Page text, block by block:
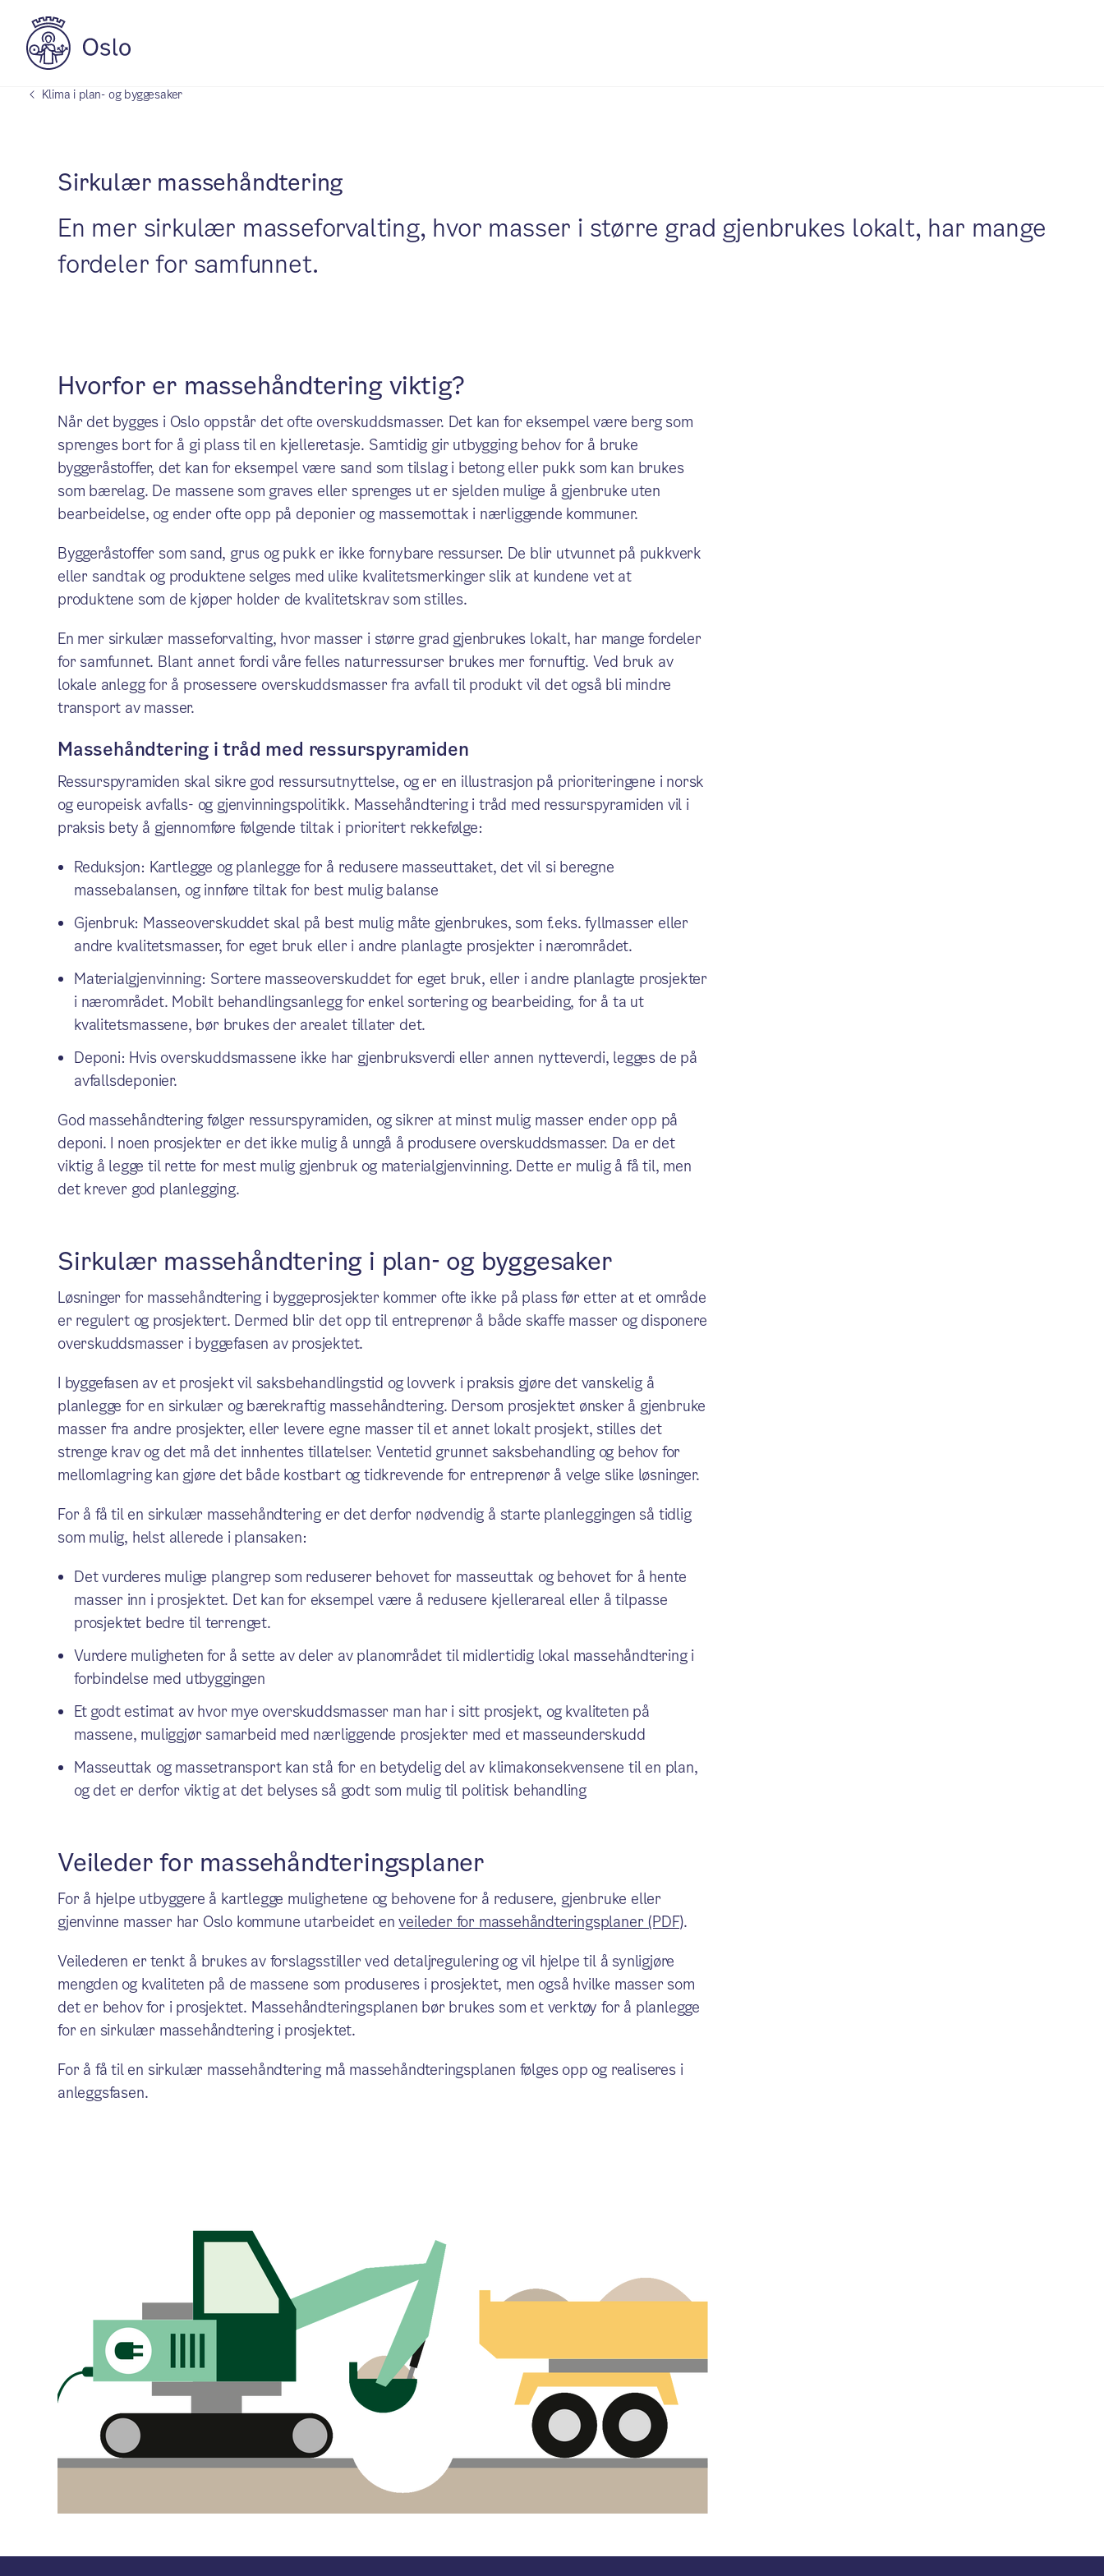
Klima i plan- og byggesaker
Sirkulær massehåndtering
En mer sirkulær masseforvalting, hvor masser i større grad gjenbrukes lokalt, har mange
fordeler for samfunnet.
Hvorfor er massehåndtering viktig?
Når det bygges i Oslo oppstår det ofte overskuddsmasser. Det kan for eksempel være berg som
sprenges bort for å gi plass til en kjelleretasje. Samtidig gir utbygging behov for å bruke
byggeråstoffer, det kan for eksempel være sand som tilslag i betong eller pukk som kan brukes
som bærelag. De massene som graves eller sprenges ut er sjelden mulige å gjenbruke uten
bearbeidelse, og ender ofte opp på deponier og massemottak i nærliggende kommuner.
Byggeråstoffer som sand, grus og pukk er ikke fornybare ressurser. De blir utvunnet på pukkverk
eller sandtak og produktene selges med ulike kvalitetsmerkinger slik at kundene vet at
produktene som de kjøper holder de kvalitetskrav som stilles.
En mer sirkulær masseforvalting, hvor masser i større grad gjenbrukes lokalt, har mange fordeler
for samfunnet. Blant annet fordi våre felles naturressurser brukes mer fornuftig. Ved bruk av
lokale anlegg for å prosessere overskuddsmasser fra avfall til produkt vil det også bli mindre
transport av masser.
Massehåndtering i tråd med ressurspyramiden
Ressurspyramiden skal sikre god ressursutnyttelse, og er en illustrasjon på prioriteringene i norsk
og europeisk avfalls- og gjenvinningspolitikk. Massehåndtering i tråd med ressurspyramiden vil i
praksis bety å gjennomføre følgende tiltak i prioritert rekkefølge:
Reduksjon: Kartlegge og planlegge for å redusere masseuttaket, det vil si beregne
massebalansen, og innføre tiltak for best mulig balanse
Gjenbruk: Masseoverskuddet skal på best mulig måte gjenbrukes, som f.eks. fyllmasser eller
andre kvalitetsmasser, for eget bruk eller i andre planlagte prosjekter i nærområdet.
Materialgjenvinning: Sortere masseoverskuddet for eget bruk, eller i andre planlagte prosjekter
i nærområdet. Mobilt behandlingsanlegg for enkel sortering og bearbeiding, for å ta ut
kvalitetsmassene, bør brukes der arealet tillater det.
Deponi: Hvis overskuddsmassene ikke har gjenbruksverdi eller annen nytteverdi, legges de på
avfallsdeponier.
God massehåndtering følger ressurspyramiden, og sikrer at minst mulig masser ender opp på
deponi. I noen prosjekter er det ikke mulig å unngå å produsere overskuddsmasser. Da er det
viktig å legge til rette for mest mulig gjenbruk og materialgjenvinning. Dette er mulig å få til, men
det krever god planlegging.
Sirkulær massehåndtering i plan- og byggesaker
Løsninger for massehåndtering i byggeprosjekter kommer ofte ikke på plass før etter at et område
er regulert og prosjektert. Dermed blir det opp til entreprenør å både skaffe masser og disponere
overskuddsmasser i byggefasen av prosjektet.
I byggefasen av et prosjekt vil saksbehandlingstid og lovverk i praksis gjøre det vanskelig å
planlegge for en sirkulær og bærekraftig massehåndtering. Dersom prosjektet ønsker å gjenbruke
masser fra andre prosjekter, eller levere egne masser til et annet lokalt prosjekt, stilles det
strenge krav og det må det innhentes tillatelser. Ventetid grunnet saksbehandling og behov for
mellomlagring kan gjøre det både kostbart og tidkrevende for entreprenør å velge slike løsninger.
For å få til en sirkulær massehåndtering er det derfor nødvendig å starte planleggingen så tidlig
som mulig, helst allerede i plansaken:
Det vurderes mulige plangrep som reduserer behovet for masseuttak og behovet for å hente
masser inn i prosjektet. Det kan for eksempel være å redusere kjellerareal eller å tilpasse
prosjektet bedre til terrenget.
Vurdere muligheten for å sette av deler av planområdet til midlertidig lokal massehåndtering i
forbindelse med utbyggingen
Et godt estimat av hvor mye overskuddsmasser man har i sitt prosjekt, og kvaliteten på
massene, muliggjør samarbeid med nærliggende prosjekter med et masseunderskudd
Masseuttak og massetransport kan stå for en betydelig del av klimakonsekvensene til en plan,
og det er derfor viktig at det belyses så godt som mulig til politisk behandling
Veileder for massehåndteringsplaner
For å hjelpe utbyggere å kartlegge mulighetene og behovene for å redusere, gjenbruke eller
gjenvinne masser har Oslo kommune utarbeidet enveileder for massehåndteringsplaner (PDF).
Veilederen er tenkt å brukes av forslagsstiller ved detaljregulering og vil hjelpe til å synligjøre
mengden og kvaliteten på de massene som produseres i prosjektet, men også hvilke masser som
det er behov for i prosjektet. Massehåndteringsplanen bør brukes som et verktøy for å planlegge
for en sirkulær massehåndtering i prosjektet.
For å få til en sirkulær massehåndtering må massehåndteringsplanen følges opp og realiseres i
anleggsfasen.